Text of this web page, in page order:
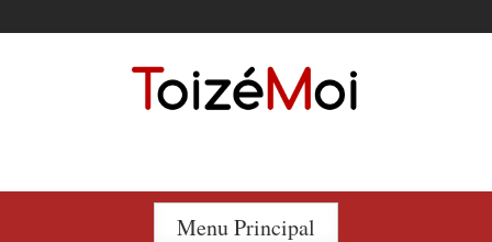
to
Menu Principal